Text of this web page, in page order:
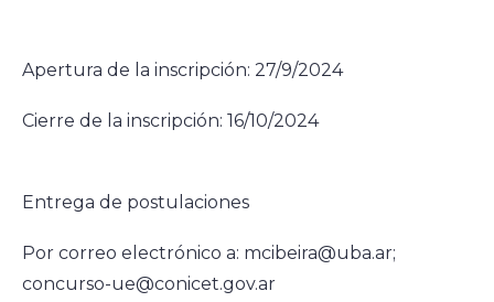
Apertura de la inscripción: 27/9/2024
Cierre de la inscripción: 16/10/2024
Entrega de postulaciones
Por correo electrónico a: mcibeira@uba.ar;
concurso-ue@conicet.gov.ar